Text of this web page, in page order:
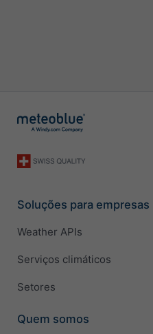
Soluções para empresas
Weather APIs
Serviços climáticos
Setores
Quem somos